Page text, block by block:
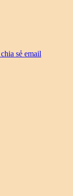
chia sẻ email